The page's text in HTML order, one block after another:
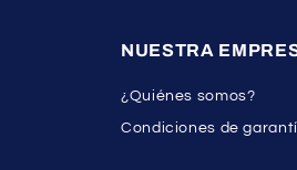
NUESTRA
¿Quiénes somos?
Condiciones de